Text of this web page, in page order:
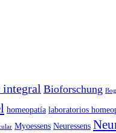
integral Bioforschung
homeopatía laboratorios
Myoessens Neuressens